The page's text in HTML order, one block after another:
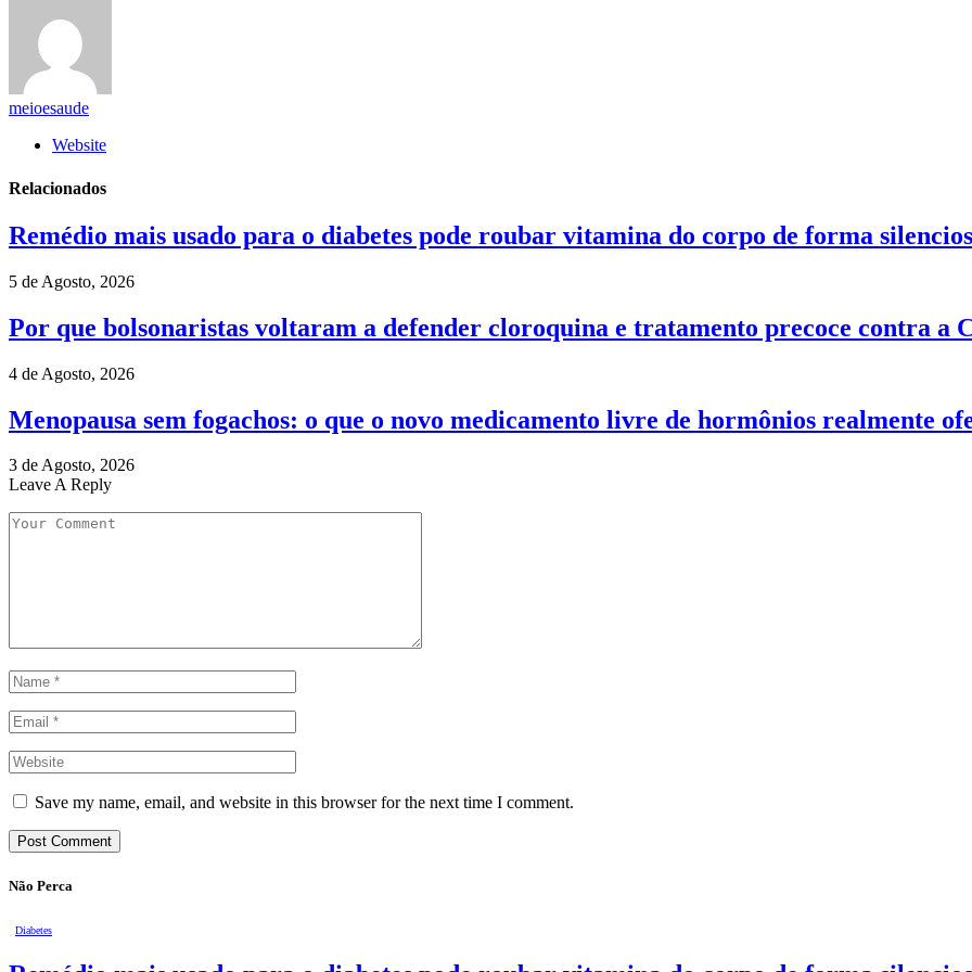
meioesaude
Website
Relacionados
Remédio mais usado para o diabetes pode roubar vitamina do corpo de forma
5 de Agosto, 2026
Por que bolsonaristas voltaram a defender cloroquina e tratamento precoce contra a
4 de Agosto, 2026
Menopausa sem fogachos: o que o novo medicamento livre de hormônios realmente
3 de Agosto, 2026
Leave A Reply
Save my name, email, and website in this browser for the next time I comment.
Não Perca
Diabetes